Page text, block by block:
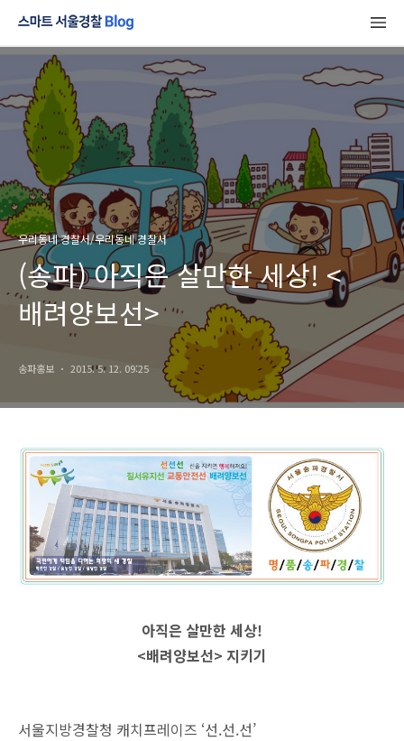
우리동네 경찰서/우리동네 경찰서
(송파) 아직은 살만한 세상! <
배려양보선>
송파홍보 2015. 5. 12. 09:25
아직은 살만한 세상!
<배려양보선> 지키기
서울지방경찰청 캐치프레이즈 ‘선.선.선’